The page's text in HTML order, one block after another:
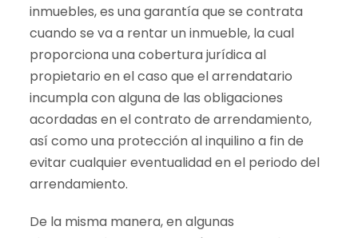
inmuebles, es una garantía que se contrata
cuando se va a rentar un inmueble, la cual
proporciona una cobertura jurídica al
propietario en el caso que el arrendatario
incumpla con alguna de las obligaciones
acordadas en el contrato de arrendamiento,
así como una protección al inquilino a fin de
evitar cualquier eventualidad en el periodo del
arrendamiento.
De la misma manera, en algunas